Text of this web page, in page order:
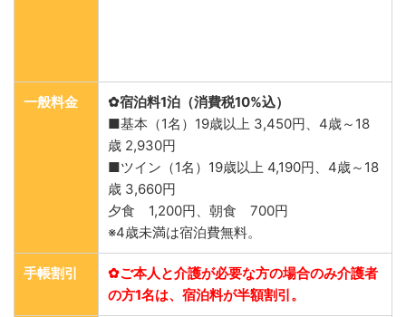
一般料金
✿宿泊料1泊（消費税10%込）
■基本（1名）19歳以上 3,450円、4歳～18
歳 2,930円
■ツイン（1名）19歳以上 4,190円、4歳～18
歳 3,660円
夕食 1,200円、朝食 700円
※4歳未満は宿泊費無料。
手帳割引
✿ご本人と介護が必要な方の場合のみ介護者
の方1名は、宿泊料が半額割引。